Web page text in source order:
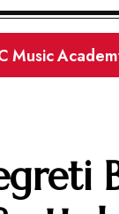
Music si
Sport” il